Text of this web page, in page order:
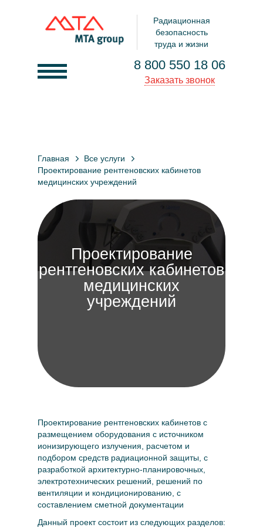
Радиационная
безопасность
труда и жизни
8 800 550 18 06
Заказать звонок
Товары
Документы
Клиенты
Контакты
Главная
Все услуги
Проектирование рентгеновских кабинетов
медицинских учреждений
Проектирование
рентгеновских кабинетов
медицинских
учреждений
Проектирование рентгеновских кабинетов с
размещением оборудования с источником
ионизирующего излучения, расчетом и
подбором средств радиационной защиты, с
разработкой архитектурно-планировочных,
электротехнических решений, решений по
вентиляции и кондиционированию, с
составлением сметной документации
Данный проект состоит из следующих разделов: